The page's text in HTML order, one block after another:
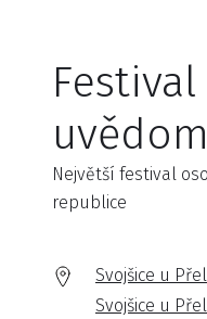
Festival
Největší festival
republice
Svojšice u
Svojšice u